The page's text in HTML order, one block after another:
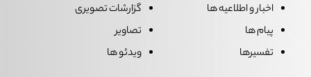
اخبار و اطلاعیه ها
پیام ها
تفسیرها
گزارشات تصویری
تصاویر
ویدئو ها